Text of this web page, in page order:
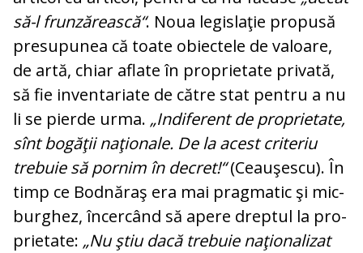
să-l frunzărească“. Noua le­gislaţie propusă
presupunea că toate obi­ectele de valoare,
de artă, chiar aflate în proprietate privată,
să fie inventariate de către stat pentru a nu
li se pierde urma. „Indiferent de proprietate,
sînt bogăţii naţionale. De la acest criteriu
trebuie să pornim în decret!“(Ceauşescu). În
timp ce Bodnăraş era mai pragmatic şi mic-
bur­ghez, încercând să apere dreptul la pro­
prietate: „Nu ştiu dacă trebuie naţio­nalizat